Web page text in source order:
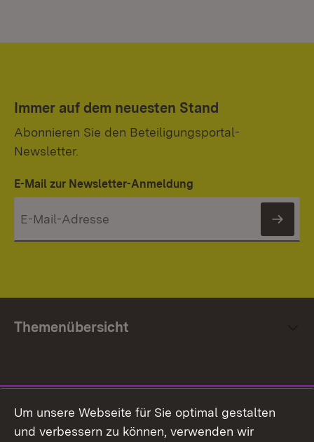
Immer auf dem neuesten Stand
Abonnieren Sie den Beteiligungsportal-
Newsletter.
E-Mail zur Newsletter-Anmeldung
Themenübersicht
Facebook
Um unsere Webseite für Sie optimal gestalten
und verbessern zu können, verwenden wir